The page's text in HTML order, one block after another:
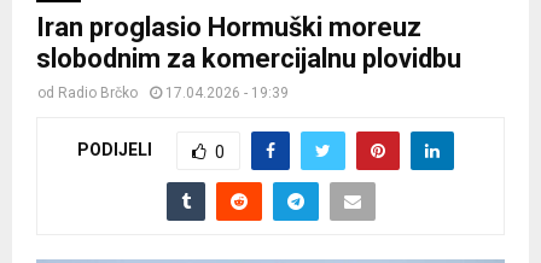
Iran proglasio Hormuški moreuz
slobodnim za komercijalnu plovidbu
od Radio Brčko 17.04.2026 - 19:39
PODIJELI 0